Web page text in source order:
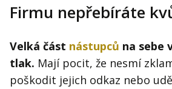
Firmu nepřebíráte
Velká část nástupců na sebe
tlak. Mají pocit, že nesmí
poškodit jejich odkaz nebo